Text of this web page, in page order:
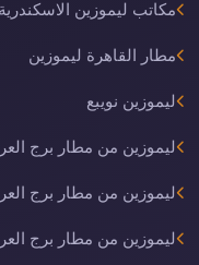
مكاتب ليموزين الاسكندرية
مطار القاهرة ليموزين
ليموزين نويبع
ليموزين من مطار برج
ليموزين من مطار برج
ليموزين من مطار برج